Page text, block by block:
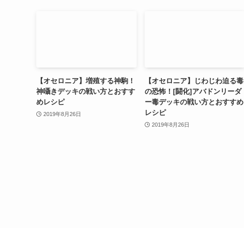
【オセロニア】増殖する神駒！
神囁きデッキの戦い方とおすす
めレシピ
2019年8月26日
【オセロニア】じわじわ迫る毒
の恐怖！[闘化]アバドンリーダ
ー毒デッキの戦い方とおすすめ
レシピ
2019年8月26日